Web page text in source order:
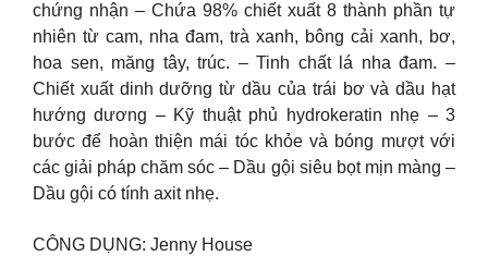
chứng nhận – Chứa 98% chiết xuất 8 thành phần tự
nhiên từ cam, nha đam, trà xanh, bông cải xanh, bơ,
hoa sen, măng tây, trúc. – Tinh chất lá nha đam. –
Chiết xuất dinh dưỡng từ dầu của trái bơ và dầu hạt
hướng dương – Kỹ thuật phủ hydrokeratin nhẹ – 3
bước để hoàn thiện mái tóc khỏe và bóng mượt với
các giải pháp chăm sóc – Dầu gội siêu bọt mịn màng –
Dầu gội có tính axit nhẹ.
CÔNG DỤNG: Jenny House